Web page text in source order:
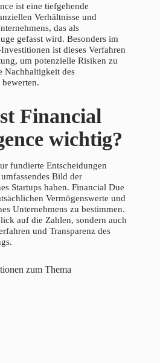
ist eine tiefgehende
Verhältnisse und
das als
gefasst wird. Besonders im
ist dieses Verfahren
um potenzielle Risiken zu
Nachhaltigkeit des
Financial
wichtig?
fundierte Entscheidungen
Bild der
Startups haben. Financial Due
Vermögenswerte und
Unternehmens zu bestimmen.
auf die Zahlen, sondern auch
und Transparenz des
zum Thema